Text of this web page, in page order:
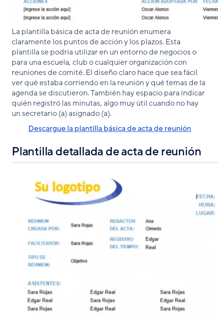
La plantilla básica de acta de reunión enumera
claramente los puntos de acción y los plazos. Esta
plantilla se podría utilizar en un entorno de negocios o
para una escuela, club o cualquier organización con
reuniones de comité. El diseño claro hace que sea fácil
ver qué estaba corriendo en la reunión y qué temas de la
agenda se discutieron. También hay espacio para indicar
quién registró las minutas, algo muy útil cuando no hay
un secretario (a) asignado (a).
Descargue la plantilla básica de acta de reunión
Plantilla detallada de acta de reunión